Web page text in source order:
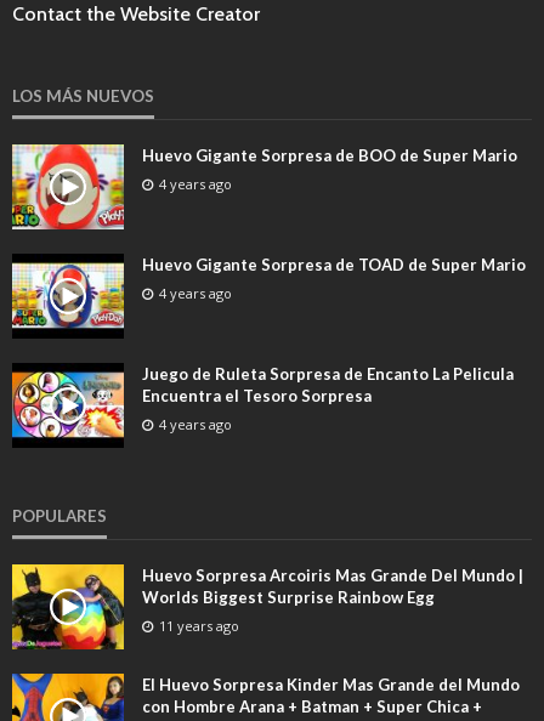
Contact the Website Creator
LOS MÁS NUEVOS
Huevo Gigante Sorpresa de BOO de Super Mario
4 years ago
Huevo Gigante Sorpresa de TOAD de Super Mario
4 years ago
Juego de Ruleta Sorpresa de Encanto La Pelicula
Encuentra el Tesoro Sorpresa
4 years ago
POPULARES
Huevo Sorpresa Arcoiris Mas Grande Del Mundo |
Worlds Biggest Surprise Rainbow Egg
11 years ago
El Huevo Sorpresa Kinder Mas Grande del Mundo
con Hombre Arana + Batman + Super Chica +